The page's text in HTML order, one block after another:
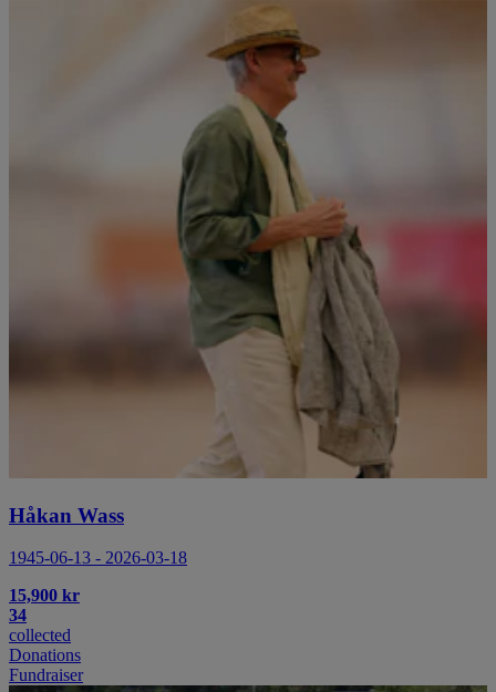
Håkan Wass
1945-06-13 - 2026-03-18
15,900 kr
34
collected
Donations
Fundraiser